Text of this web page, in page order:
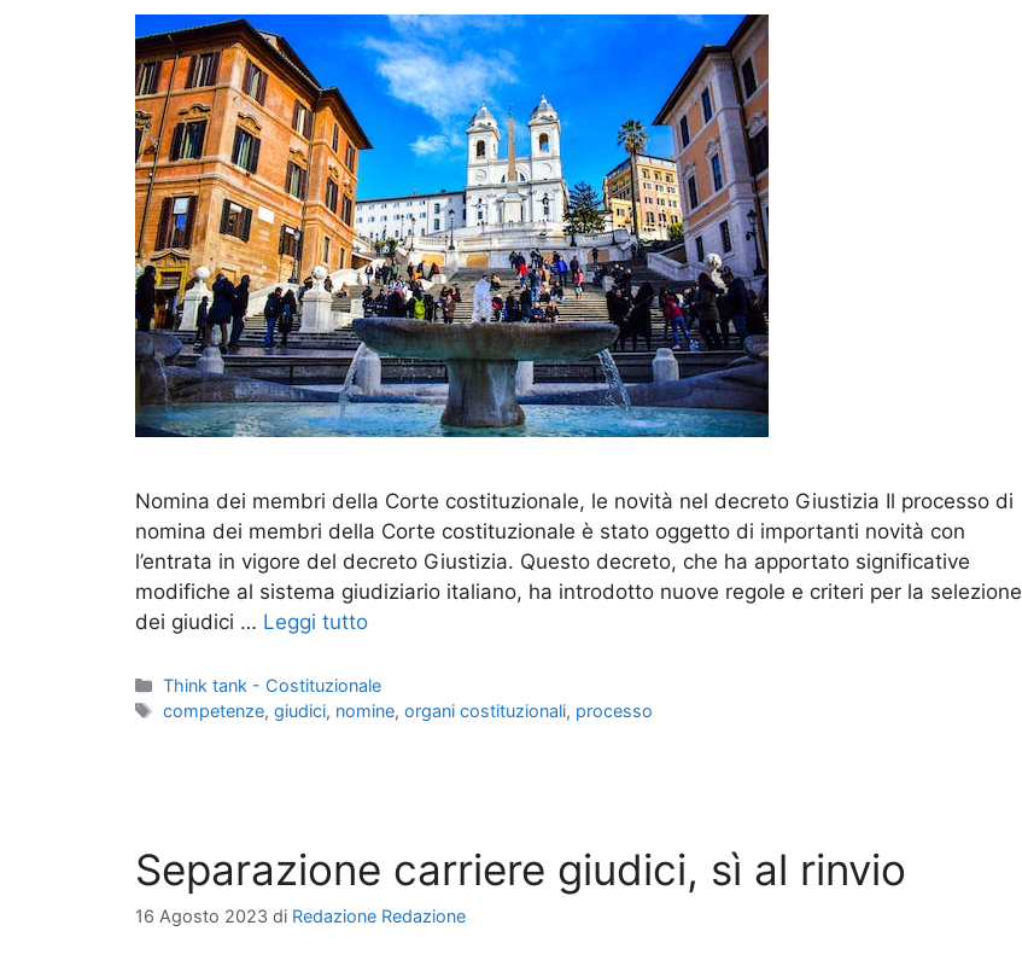
Nomina dei membri della Corte costituzionale, le novità nel decreto Giustizia Il processo di
nomina dei membri della Corte costituzionale è stato oggetto di importanti novità con
l’entrata in vigore del decreto Giustizia. Questo decreto, che ha apportato significative
modifiche al sistema giudiziario italiano, ha introdotto nuove regole e criteri per la selezione
dei giudici … Leggi tutto
Categorie
Think tank - Costituzionale
Tag
competenze,giudici, nomine,organi costituzionali, processo
Separazione carriere giudici, sì al rinvio
16 Agosto 2023 di Redazione Redazione